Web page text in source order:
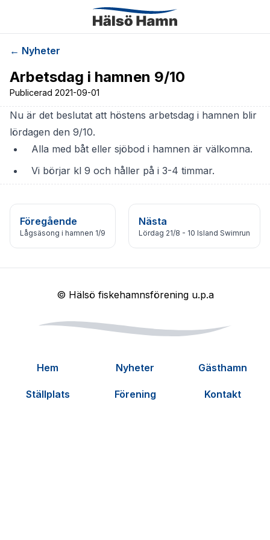
← Nyheter
Arbetsdag i hamnen 9/10
Publicerad 2021-09-01
Nu är det beslutat att höstens arbetsdag i hamnen blir
lördagen den 9/10.
Alla med båt eller sjöbod i hamnen är välkomna.
Vi börjar kl 9 och håller på i 3-4 timmar.
Föregående
Lågsäsong i hamnen 1/9
Nästa
Lördag 21/8 - 10 Island Swimrun
© Hälsö fiskehamnsförening u.p.a
Hem Nyheter Gästhamn
Ställplats Förening Kontakt